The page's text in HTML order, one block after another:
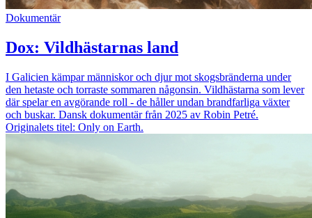
Dokumentär
Dox: Vildhästarnas land
I Galicien kämpar människor och djur mot skogsbränderna under
den hetaste och torraste sommaren någonsin. Vildhästarna som lever
där spelar en avgörande roll - de håller undan brandfarliga växter
och buskar. Dansk dokumentär från 2025 av Robin Petré.
Originalets titel: Only on Earth.